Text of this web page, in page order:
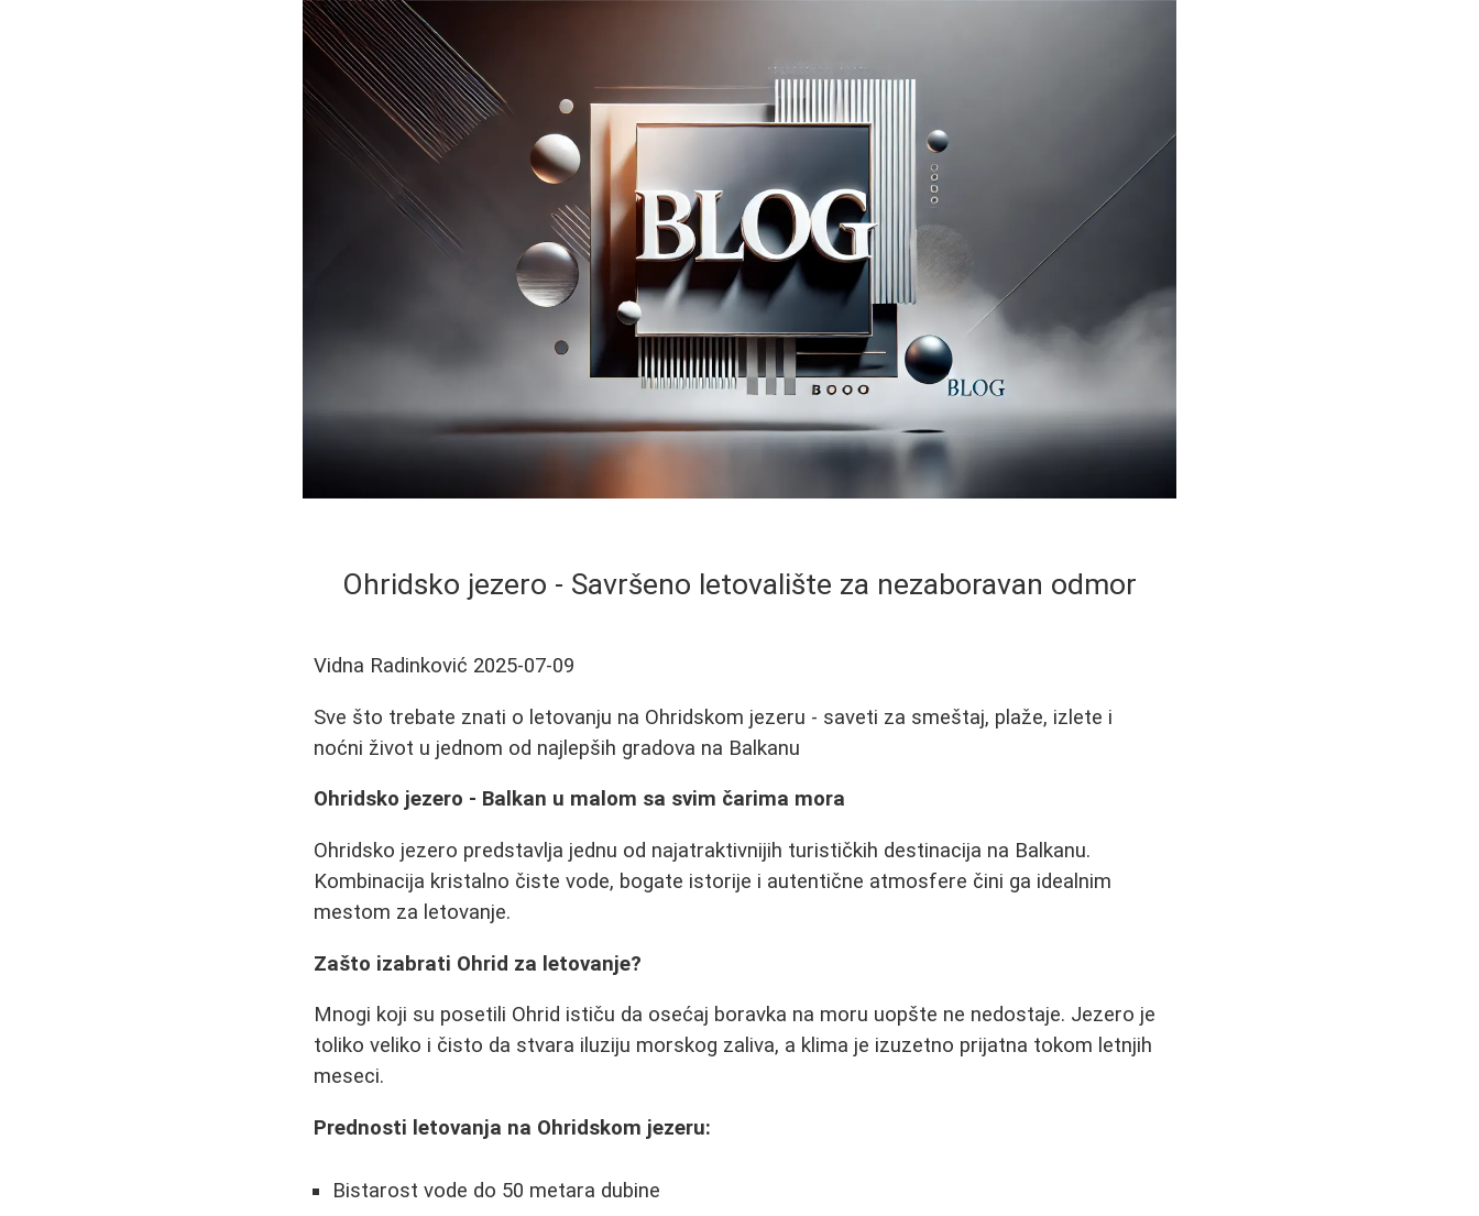
Ohridsko jezero - Savršeno letovalište za nezaboravan odmor
Vidna Radinković 2025-07-09
Sve što trebate znati o letovanju na Ohridskom jezeru - saveti za smeštaj, plaže, izlete i
noćni život u jednom od najlepših gradova na Balkanu
Ohridsko jezero - Balkan u malom sa svim čarima mora
Ohridsko jezero predstavlja jednu od najatraktivnijih turističkih destinacija na Balkanu.
Kombinacija kristalno čiste vode, bogate istorije i autentične atmosfere čini ga idealnim
mestom za letovanje.
Zašto izabrati Ohrid za letovanje?
Mnogi koji su posetili Ohrid ističu da osećaj boravka na moru uopšte ne nedostaje. Jezero je
toliko veliko i čisto da stvara iluziju morskog zaliva, a klima je izuzetno prijatna tokom letnjih
meseci.
Prednosti letovanja na Ohridskom jezeru:
Bistarost vode do 50 metara dubine